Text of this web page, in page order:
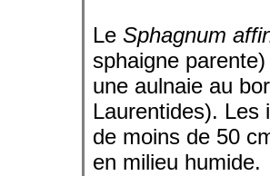
LeSphagnum
sphaigne
une aulnaie au
Laurentides). Les
de moins de 50
en milieu humide.